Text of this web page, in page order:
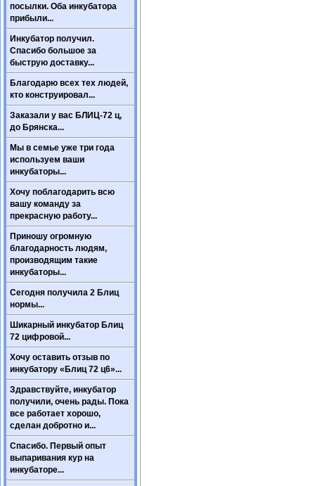
посылки. Оба инкубатора
прибыли...
Инкубатор получил.
Спасибо большое за
быструю доставку...
Благодарю всех тех людей,
кто конструировал...
Заказали у вас БЛИЦ-72 ц,
до Брянска...
Мы в семье уже три года
используем ваши
инкубаторы...
Хочу поблагодарить всю
вашу команду за
прекрасную работу...
Приношу огромную
благодарность людям,
производящим такие
инкубаторы...
Сегодня получила 2 Блиц
нормы...
Шикарный инкубатор Блиц
72 цифровой...
Хочу оставить отзыв по
инкубатору «Блиц 72 ц6»...
Здравствуйте, инкубатор
получили, очень рады. Пока
все работает хорошо,
сделан добротно и...
Спасибо. Первый опыт
выпаривания кур на
инкубаторе...